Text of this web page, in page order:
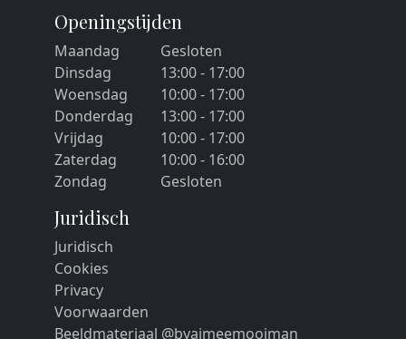
Openingstijden
Maandag
Gesloten
Dinsdag
13:00 - 17:00
Woensdag
10:00 - 17:00
Donderdag
13:00 - 17:00
Vrijdag
10:00 - 17:00
Zaterdag
10:00 - 16:00
Zondag
Gesloten
Juridisch
Juridisch
Cookies
Privacy
Voorwaarden
Beeldmateriaal @byaimeemooiman